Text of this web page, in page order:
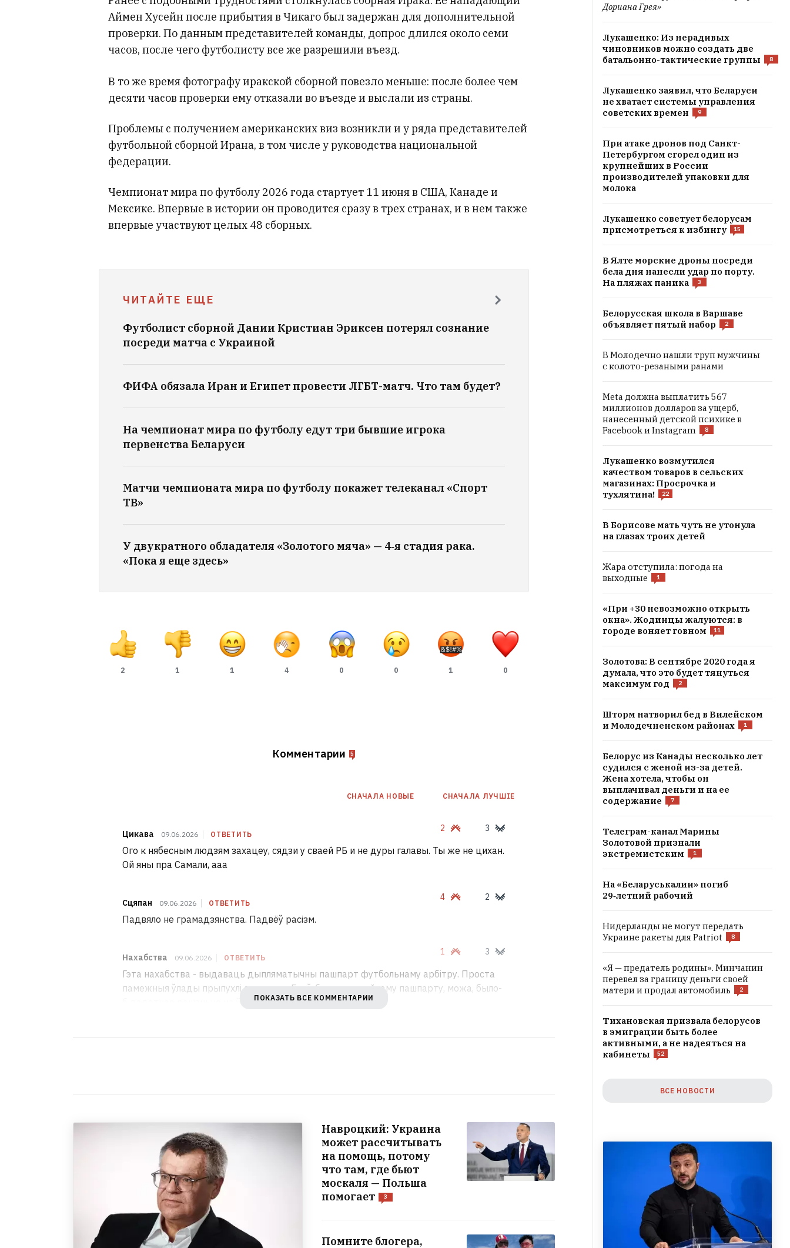
Аймен Хусейн после прибытия в Чикаго был задержан для дополнительной
проверки. По данным представителей команды, допрос длился около семи
часов, после чего футболисту все же разрешили въезд.
В то же время фотографу иракской сборной повезло меньше: после более чем
десяти часов проверки ему отказали во въезде и выслали из страны.
Проблемы с получением американских виз возникли и у ряда представителей
футбольной сборной Ирана, в том числе у руководства национальной
федерации.
Чемпионат мира по футболу 2026 года стартует 11 июня в США, Канаде и
Мексике. Впервые в истории он проводится сразу в трех странах, и в нем также
впервые участвуют целых 48 сборных.
ЧИТАЙТЕ ЕЩЕ
Футболист сборной Дании Кристиан Эриксен потерял сознание
посреди матча с Украиной
ФИФА обязала Иран и Египет провести ЛГБТ-матч. Что там будет?
На чемпионат мира по футболу едут три бывшие игрока
первенства Беларуси
Матчи чемпионата мира по футболу покажет телеканал «Спорт
ТВ»
У двукратного обладателя «Золотого мяча» — 4‑я стадия рака.
«Пока я еще здесь»
2 1 1 4 0 0 1 0
Комментарии 5
СНАЧАЛА НОВЫE СНАЧАЛА ЛУЧШІЕ
Цикава 09.06.2026 ОТВЕТИТЬ
2 3
Ого к нябесным людзям захацеу, сядзи у сваей РБ и не дуры галавы. Ты же не цихан.
Ой яны пра Самали, ааа
Сцяпан 09.06.2026 ОТВЕТИТЬ
4 2
Падвяло не грамадзянства. Падвёў расізм.
Нахабства 09.06.2026 ОТВЕТИТЬ
1 3
Гэта нахабства - выдаваць дыпляматычны пашпарт футбольнаму арбітру. Проста
памежныя ўлады прыпухлі ад гэтага. Ехаў-бы па звычайнаму пашпарту, можа, было-
б дадатнае рашэньне на ўезд.ПОКАЗАТЬ ВСЕ КОММЕНТАРИИ
Навроцкий: Украина
может рассчитывать
на помощь, потому
что там, где бьют
москаля — Польша
помогает
3
Помните блогера,
Дориана Грея»
Лукашенко: Из нерадивых
чиновников можно создать две
батальонно-тактические группы
8
Лукашенко заявил, что Беларуси
не хватает системы управления
советских времен
9
При атаке дронов под Санкт-
Петербургом сгорел один из
крупнейших в России
производителей упаковки для
молока
Лукашенко советует белорусам
присмотреться к избингу
15
В Ялте морские дроны посреди
бела дня нанесли удар по порту.
На пляжах паника
3
Белорусская школа в Варшаве
объявляет пятый набор
2
В Молодечно нашли труп мужчины
с колото-резаными ранами
Meta должна выплатить 567
миллионов долларов за ущерб,
нанесенный детской психике в
Facebook и Instagram
8
Лукашенко возмутился
качеством товаров в сельских
магазинах: Просрочка и
тухлятина!
22
В Борисове мать чуть не утонула
на глазах троих детей
Жара отступила: погода на
выходные
1
«При +30 невозможно открыть
окна». Жодинцы жалуются: в
городе воняет говном
11
Золотова: В сентябре 2020 года я
думала, что это будет тянуться
максимум год
2
Шторм натворил бед в Вилейском
и Молодечненском районах
1
Белорус из Канады несколько лет
судился с женой из-за детей.
Жена хотела, чтобы он
выплачивал деньги и на ее
содержание
7
Телеграм-канал Марины
Золотовой признали
экстремистским
1
На «Беларуськалии» погиб
29‑летний рабочий
Нидерланды не могут передать
Украине ракеты для Patriot
8
«Я — предатель родины». Минчанин
перевел за границу деньги своей
матери и продал автомобиль
2
Тихановская призвала белорусов
в эмиграции быть более
активными, а не надеяться на
кабинеты
52
ВСЕ НОВОСТИ